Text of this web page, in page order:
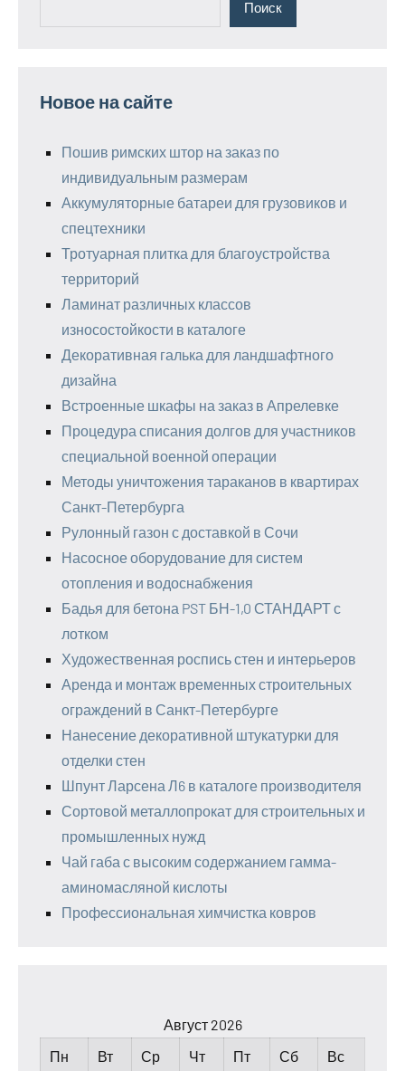
Поиск
Новое на сайте
Пошив римских штор на заказ по
индивидуальным размерам
Аккумуляторные батареи для грузовиков и
спецтехники
Тротуарная плитка для благоустройства
территорий
Ламинат различных классов
износостойкости в каталоге
Декоративная галька для ландшафтного
дизайна
Встроенные шкафы на заказ в Апрелевке
Процедура списания долгов для участников
специальной военной операции
Методы уничтожения тараканов в квартирах
Санкт-Петербурга
Рулонный газон с доставкой в Сочи
Насосное оборудование для систем
отопления и водоснабжения
Бадья для бетона PST БН-1,0 СТАНДАРТ с
лотком
Художественная роспись стен и интерьеров
Аренда и монтаж временных строительных
ограждений в Санкт-Петербурге
Нанесение декоративной штукатурки для
отделки стен
Шпунт Ларсена Л6 в каталоге производителя
Сортовой металлопрокат для строительных и
промышленных нужд
Чай габа с высоким содержанием гамма-
аминомасляной кислоты
Профессиональная химчистка ковров
Август 2026
Пн
Вт Ср Чт Пт Сб Вс